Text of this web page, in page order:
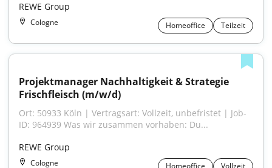
REWE Group
Cologne Homeoffice Teilzeit
Projektmanager Nachhaltigkeit & Strategie
Frischfleisch (m/w/d)
Ort: 50933 Köln | Vertragsart: Vollzeit, unbefristet | Job-
ID: 964939 Was wir zusammen vorhaben: Du...
REWE Group
Cologne Homeoffice Vollzeit